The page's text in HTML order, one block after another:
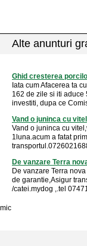
Alte anunturi
Ghid cresterea
Iata cum Afacerea ta
162 de zile si iti
investiti, dupa ce
Vand o juninca cu
Vand o juninca cu
1luna.acum a fatat
De vanzare Terra
De vanzare Terra
de garantie,Asigur
/catei.mydog ,.tel
mic